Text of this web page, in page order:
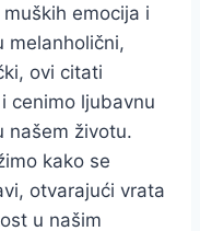
emocija i
melanholični,
ovi citati
cenimo ljubavnu
našem životu.
kako se
otvarajući vrata
u našim